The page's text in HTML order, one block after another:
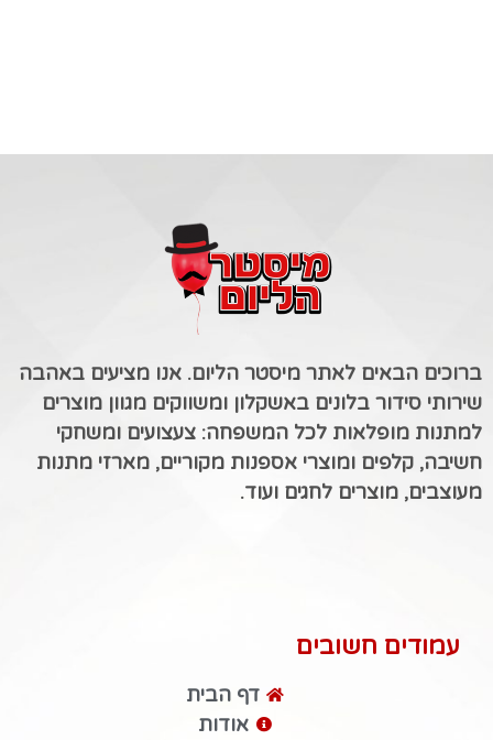
ברוכים הבאים לאתר מיסטר הליום. אנו מציעים באהבה
שירותי סידור בלונים באשקלון ומשווקים מגוון מוצרים
למתנות מופלאות לכל המשפחה: צעצועים ומשחקי
חשיבה, קלפים ומוצרי אספנות מקוריים, מארזי מתנות
מעוצבים, מוצרים לחגים ועוד.
עמודים חשובים
דף הבית
אודות